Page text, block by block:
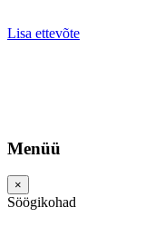
Lisa ettevõte
Menüü
×
Söögikohad